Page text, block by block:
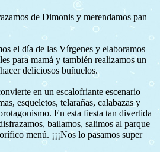
de Dimonis y merendamos pan
el día de las Vírgenes y elaboramos
para mamá y también realizamos un
deliciosos buñuelos.
en un escalofriante escenario
esqueletos, telarañas, calabazas y
En esta fiesta tan divertida
bailamos, salimos al parque
menú. ¡¡¡Nos lo pasamos super